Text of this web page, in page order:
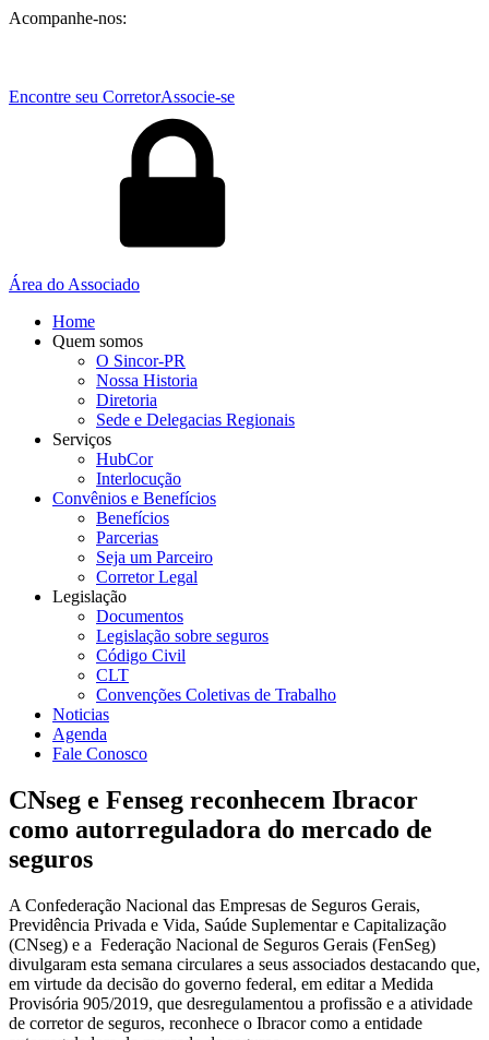
Acompanhe-nos:
Encontre seu CorretorAssocie-se
Área do Associado
Home
Quem somos
O Sincor-PR
Nossa Historia
Diretoria
Sede e Delegacias Regionais
Serviços
HubCor
Interlocução
Convênios e Benefícios
Benefícios
Parcerias
Seja um Parceiro
Corretor Legal
Legislação
Documentos
Legislação sobre seguros
Código Civil
CLT
Convenções Coletivas de Trabalho
Noticias
Agenda
Fale Conosco
CNseg e Fenseg reconhecem Ibracor
como autorreguladora do mercado de
seguros
A Confederação Nacional das Empresas de Seguros Gerais,
Previdência Privada e Vida, Saúde Suplementar e Capitalização
(CNseg) e a Federação Nacional de Seguros Gerais (FenSeg)
divulgaram esta semana circulares a seus associados destacando que,
em virtude da decisão do governo federal, em editar a Medida
Provisória 905/2019, que desregulamentou a profissão e a atividade
de corretor de seguros, reconhece o Ibracor como a entidade